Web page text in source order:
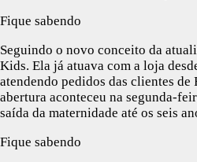
Fique sabendo
Seguindo o novo conceito da
Kids. Ela já atuava com a loja
atendendo pedidos das clientes
abertura aconteceu na segunda-
saída da maternidade até os seis
Fique sabendo